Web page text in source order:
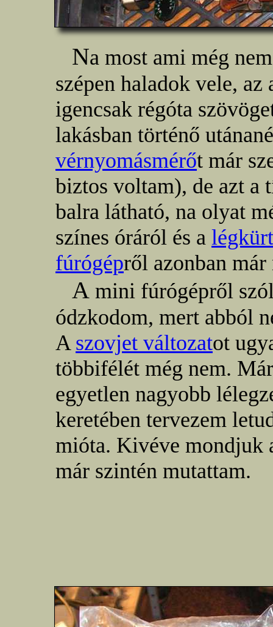
Na most ami még
szépen haladok vele,
igencsak régóta
lakásban történő
vérnyomásmérőt már
biztos voltam), de azt a
balra látható, na olyat
színes óráról és a légkürt
fúrógépről azonban már
A mini fúrógépről
ódzkodom, mert abból
A szovjet változatot
többifélét még nem.
egyetlen nagyobb
keretében tervezem
mióta. Kivéve mondjuk
már szintén mutattam.